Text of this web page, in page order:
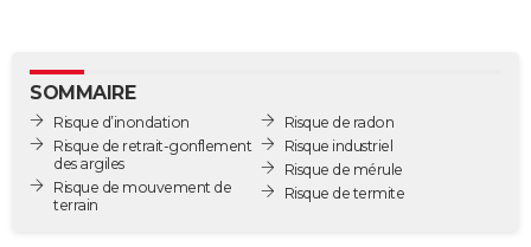
GUIDES D'ACHAT
BONS PLANS
CARTE DE VOEUX
Carte de Noël
Carte Bonne année
Carte Saint-Valentin
Carte Pâques
Carte d'anniversaire
SOMMAIRE
Risque d’inondation
Risque de retrait-gonflement
des argiles
Risque de mouvement de
terrain
Risque de radon
Risque industriel
Risque de mérule
Risque de termite